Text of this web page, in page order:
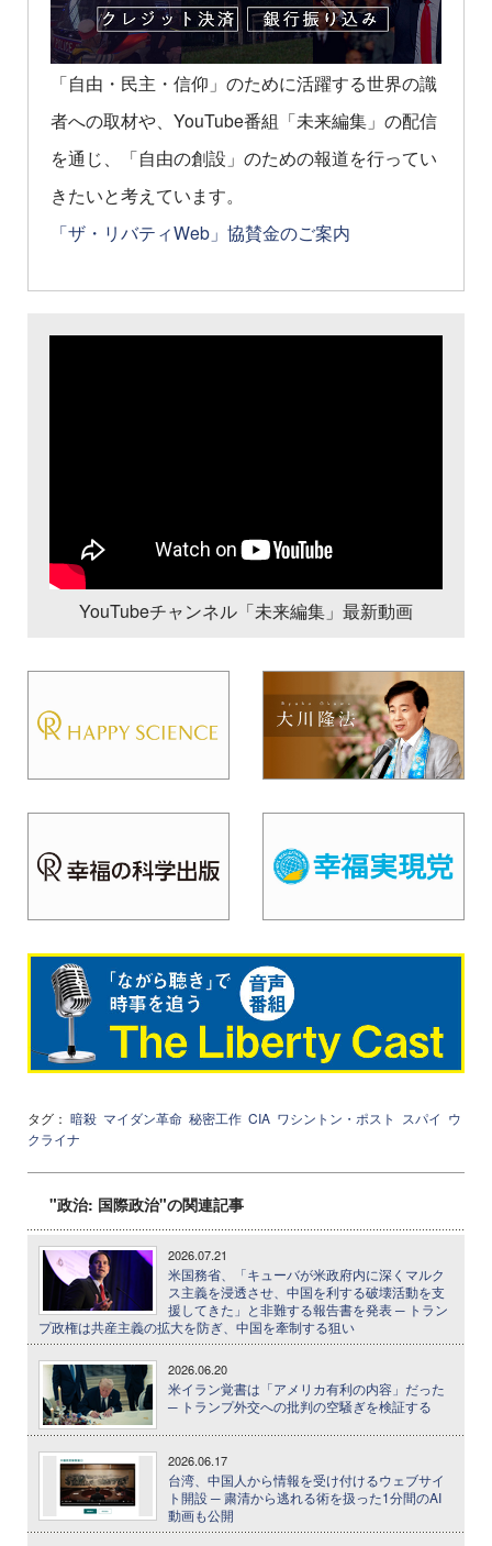
「自由・民主・信仰」のために活躍する世界の識
者への取材や、YouTube番組「未来編集」の配信
を通じ、「自由の創設」のための報道を行ってい
きたいと考えています。
「ザ・リバティWeb」協賛金のご案内
YouTubeチャンネル「未来編集」最新動画
タグ： 暗殺 マイダン革命 秘密工作 CIA ワシントン・ポスト スパイ ウ
クライナ
"政治: 国際政治"の関連記事
2026.07.21
米国務省、「キューバが米政府内に深くマルク
ス主義を浸透させ、中国を利する破壊活動を支
援してきた」と非難する報告書を発表 ─ トラン
プ政権は共産主義の拡大を防ぎ、中国を牽制する狙い
2026.06.20
米イラン覚書は「アメリカ有利の内容」だった
─ トランプ外交への批判の空騒ぎを検証する
2026.06.17
台湾、中国人から情報を受け付けるウェブサイ
ト開設 ─ 粛清から逃れる術を扱った1分間のAI
動画も公開